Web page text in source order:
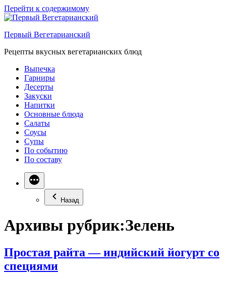
Перейти к содержимому
Первый Вегетарианский
Рецепты вкусных вегетарианских блюд
Выпечка
Гарниры
Десерты
Закуски
Напитки
Основные блюда
Салаты
Соусы
Супы
По событию
По составу
Назад
Архивы рубрик:Зелень
Простая райта — индийский йогурт со
специями